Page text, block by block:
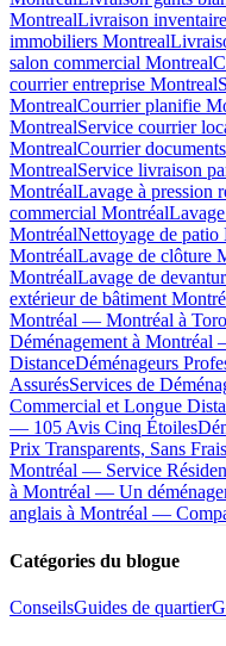
MontrealLivraison
immobiliers Montreal
salon commercial Montreal
courrier entreprise Montreal
MontrealCourrier planifie
MontrealService courrier
MontrealCourrier
MontrealService livraison
MontréalLavage à pression
commercial Montréal
MontréalNettoyage de patio
MontréalLavage de clôture
MontréalLavage de
extérieur de bâtiment
Montréal — Montréal à
Déménagement à
DistanceDéménageurs
AssurésServices de
Commercial et Longue
— 105 Avis Cinq Étoiles
Prix Transparents, Sans
Montréal — Service
à Montréal — Un
anglais à Montréal —
Catégories du blogue
ConseilsGuides de quartier